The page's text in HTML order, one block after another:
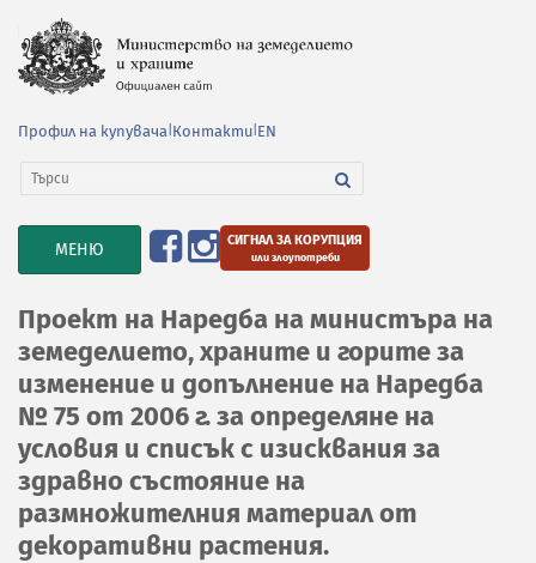
Профил на купувача Контакти EN
TOGGLE
NAVIGATION
МЕНЮ СИГНАЛ ЗА КОРУПЦИЯ
или злоупотреби
Проект на Наредба на министъра на
земеделието, храните и горите за
изменение и допълнение на Наредба
№ 75 от 2006 г. за определяне на
условия и списък с изисквания за
здравно състояние на
размножителния материал от
декоративни растения.